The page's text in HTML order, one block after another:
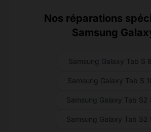
Nos réparations
Samsung
Samsung Galaxy Tab S
Samsung Galaxy Tab S
Samsung Galaxy Tab S2
Samsung Galaxy Tab S2